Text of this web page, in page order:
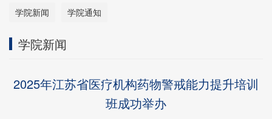
学院新闻 学院通知
学院新闻
2025年江苏省医疗机构药物警戒能力提升培训
班成功举办